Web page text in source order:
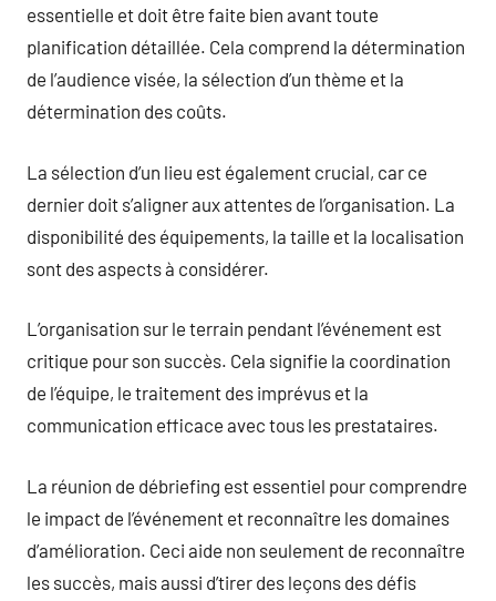
essentielle et doit être faite bien avant toute
planification détaillée. Cela comprend la détermination
de l’audience visée, la sélection d’un thème et la
détermination des coûts.
La sélection d’un lieu est également crucial, car ce
dernier doit s’aligner aux attentes de l’organisation. La
disponibilité des équipements, la taille et la localisation
sont des aspects à considérer.
L’organisation sur le terrain pendant l’événement est
critique pour son succès. Cela signifie la coordination
de l’équipe, le traitement des imprévus et la
communication efficace avec tous les prestataires.
La réunion de débriefing est essentiel pour comprendre
le impact de l’événement et reconnaître les domaines
d’amélioration. Ceci aide non seulement de reconnaître
les succès, mais aussi d’tirer des leçons des défis